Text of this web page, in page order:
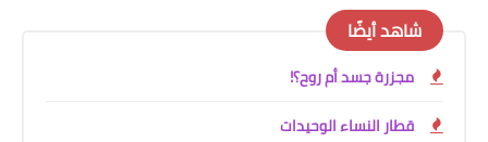
شاهد أيضًا
مجزرة جسد أم روح؟!
قطار النساء الوحيدات